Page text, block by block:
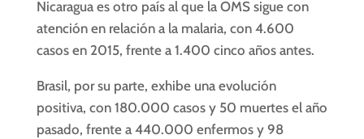
Nicaragua es otro país al que la OMS sigue con
atención en relación a la malaria, con 4.600
casos en 2015, frente a 1.400 cinco años antes.
Brasil, por su parte, exhibe una evolución
positiva, con 180.000 casos y 50 muertes el año
pasado, frente a 440.000 enfermos y 98